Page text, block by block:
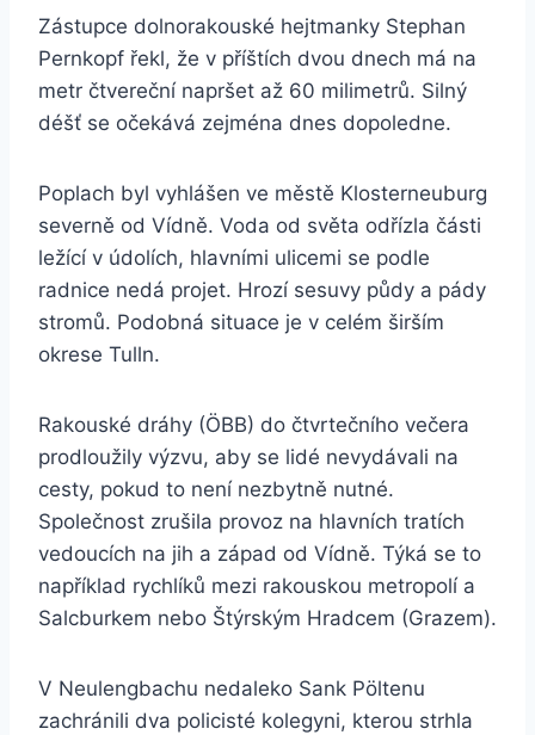
Zástupce dolnorakouské hejtmanky Stephan
Pernkopf řekl, že v příštích dvou dnech má na
metr čtvereční napršet až 60 milimetrů. Silný
déšť se očekává zejména dnes dopoledne.
Poplach byl vyhlášen ve městě Klosterneuburg
severně od Vídně. Voda od světa odřízla části
ležící v údolích, hlavními ulicemi se podle
radnice nedá projet. Hrozí sesuvy půdy a pády
stromů. Podobná situace je v celém širším
okrese Tulln.
Rakouské dráhy (ÖBB) do čtvrtečního večera
prodloužily výzvu, aby se lidé nevydávali na
cesty, pokud to není nezbytně nutné.
Společnost zrušila provoz na hlavních tratích
vedoucích na jih a západ od Vídně. Týká se to
například rychlíků mezi rakouskou metropolí a
Salcburkem nebo Štýrským Hradcem (Grazem).
V Neulengbachu nedaleko Sank Pöltenu
zachránili dva policisté kolegyni, kterou strhla